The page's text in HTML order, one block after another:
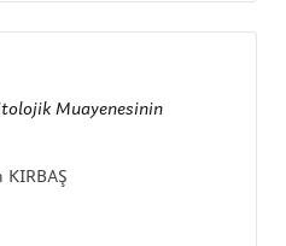
Muayenesinin